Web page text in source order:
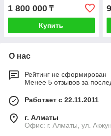
1 800 000 ₸
Купить
О нас
Рейтинг не сформирован
Менее 5 отзывов за
Работает с 22.11.2011
г. Алматы
Офис: г. Алматы, ул.